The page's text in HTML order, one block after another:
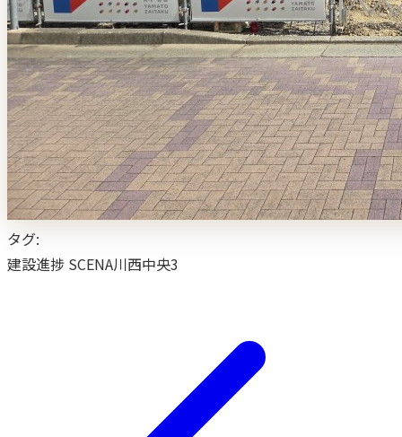
タグ:
建設進捗 SCENA川西中央3